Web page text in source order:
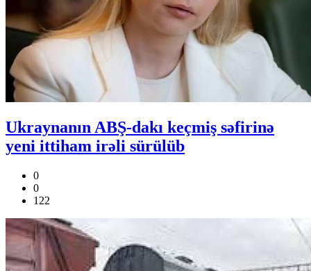
Ukraynanın ABŞ-dakı keçmiş səfirinə
yeni ittiham irəli sürülüb
0
0
122